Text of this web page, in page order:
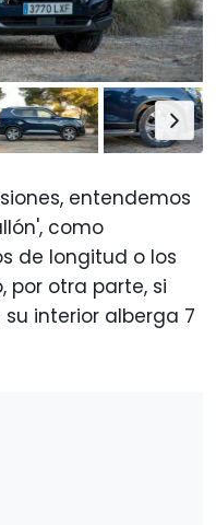
entendemos
como
de longitud o los
por otra parte, si
interior alberga 7